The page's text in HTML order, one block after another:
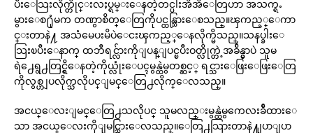
ပီးေသြးလိုက္တိုင္းလႈပ္ရမ္းေနတဲ့တင္ပါးအိအိေတြဟာ အသက္ရႉ
မွားေစ႐ုံမက တဏွာစိတ္ေတြကိုပင္ထန္သြားေစသည္။ၾကည့္ေကာ
င္းတာနဲ႔ အသံမေပးမိပဲေငးၾကည့္ေနလိုက္မိသည္။သနပ္ခါးေ
သြးၿပီးေနာက္ ထဘီရင္လ်ားကိုျပန္ျပင္ၿပီးဝတ္လိုက္တဲ့အခ်ိန္မွာပဲ သူမ
ရဲ႕ေရွ႕တြင္ရွိေနတဲ့ကိုယ္လုံးေပၚမွန္ထဲမွတစ္ဆင့္ ရင္သားေဖြးေဖြးေတြ
ကိုလွစ္ဟျပလိုက္သလိုပင္ျမင္ေတြ႕လိုက္ေလသည္။
အငယ္ေလးျမင္ေတြ႕သလိုပင္ သူမလည္းမွန္ထဲမွကေလးခ်ီထားေ
သာ အငယ္ေလးကိုျမင္သြားေလသည္။ေတြ႕သြားတာနဲ႔ျပာျပာ